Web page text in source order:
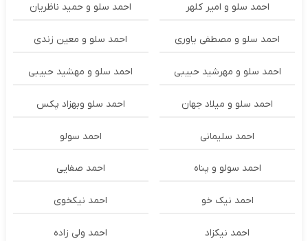
احمد سلو و امیر کلهر احمد سلو و حمید ناظریان
احمد سلو و مصطفی یاوری احمد سلو و معین زندی
احمد سلو و مهرشید حبیبی احمد سلو و مهشید حبیبی
احمد سلو و میلاد جهان احمد سلو وبهزاد پکس
احمد سلیمانی احمد سولو
احمد سولو و پناه احمد صفایی
احمد نیک خو احمد نیکخوی
احمد نیکزاد احمد ولی زاده